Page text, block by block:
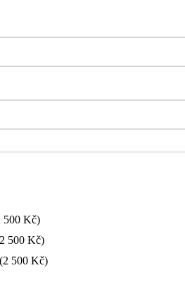
500 Kč)
500 Kč)
500 Kč)